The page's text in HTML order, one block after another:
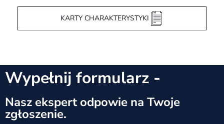
KARTY CHARAKTERYSTYKI
Wypełnij formularz -
Nasz ekspert odpowie na Twoje
zgłoszenie.